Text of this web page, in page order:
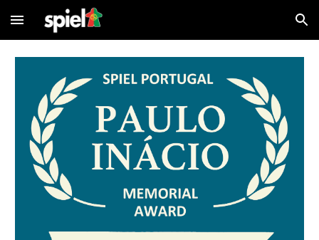
Skip to main content Skip to navigation